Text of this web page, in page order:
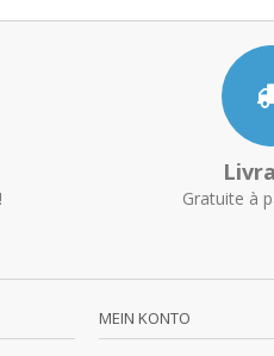
Gratuite à
MEIN KONTO